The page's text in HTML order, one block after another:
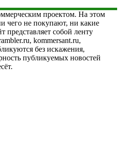
проектом. На этом
чего не покупают, ни какие
представляет собой ленту
kommersant.ru,
без искажения,
публикуемых новостей